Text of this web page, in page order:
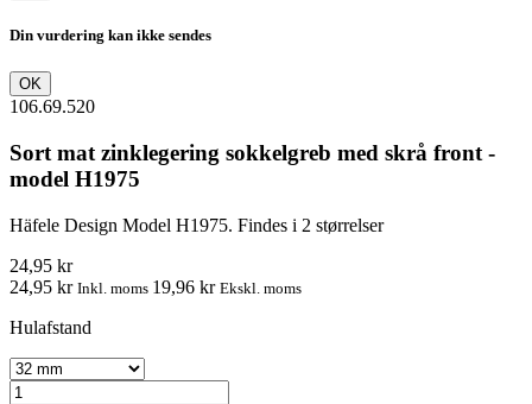
Din vurdering kan ikke sendes
OK
106.69.520
Sort mat zinklegering sokkelgreb med skrå front -
model H1975
Häfele Design Model H1975. Findes i 2 størrelser
24,95 kr
24,95 kr Inkl. moms 19,96 kr Ekskl. moms
Hulafstand